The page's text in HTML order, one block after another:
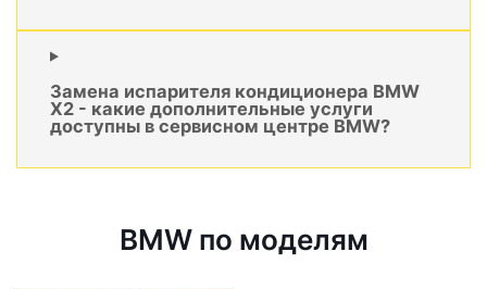
Замена испарителя кондиционера BMW
X2 - какие дополнительные услуги
доступны в сервисном центре BMW?
BMW по моделям